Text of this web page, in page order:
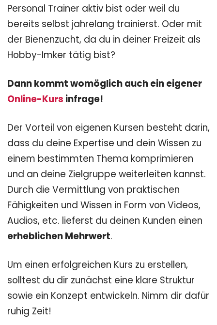
Personal Trainer aktiv bist oder weil du
bereits selbst jahrelang trainierst. Oder mit
der Bienenzucht, da du in deiner Freizeit als
Hobby-Imker tätig bist?
Dann kommt womöglich auch ein eigener
Online-Kurs infrage!
Der Vorteil von eigenen Kursen besteht darin,
dass du deine Expertise und dein Wissen zu
einem bestimmten Thema komprimieren
und an deine Zielgruppe weiterleiten kannst.
Durch die Vermittlung von praktischen
Fähigkeiten und Wissen in Form von Videos,
Audios, etc. lieferst du deinen Kunden einen
erheblichen Mehrwert.
Um einen erfolgreichen Kurs zu erstellen,
solltest du dir zunächst eine klare Struktur
sowie ein Konzept entwickeln. Nimm dir dafür
ruhig Zeit!